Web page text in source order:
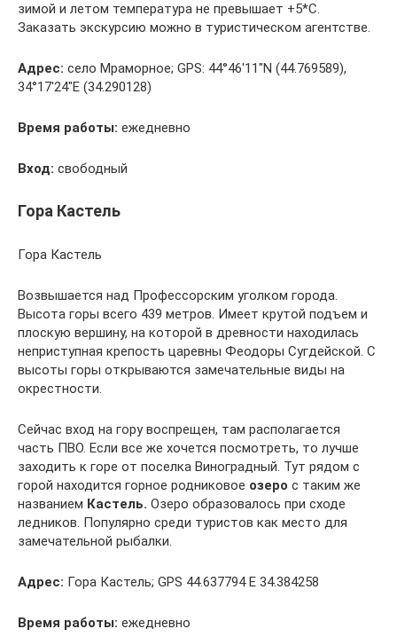
зимой и летом температура не превышает +5*С.
Заказать экскурсию можно в туристическом агентстве.
Адрес: село Мраморное; GPS: 44°46′11″N (44.769589),
34°17′24″E (34.290128)
Время работы: ежедневно
Вход: свободный
Гора Кастель
Гора Кастель
Возвышается над Профессорским уголком города.
Высота горы всего 439 метров. Имеет крутой подъем и
плоскую вершину, на которой в древности находилась
неприступная крепость царевны Феодоры Сугдейской. С
высоты горы открываются замечательные виды на
окрестности.
Сейчас вход на гору воспрещен, там располагается
часть ПВО. Если все же хочется посмотреть, то лучше
заходить к горе от поселка Виноградный. Тут рядом с
горой находится горное родниковое озеро с таким же
названием Кастель. Озеро образовалось при сходе
ледников. Популярно среди туристов как место для
замечательной рыбалки.
Адрес: Гора Кастель; GPS 44.637794 E 34.384258
Время работы: ежедневно